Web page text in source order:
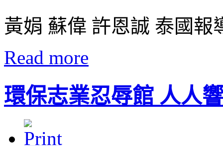
黃娟 蘇偉 許恩誠 泰國報
Read more
環保志業忍辱館 人人